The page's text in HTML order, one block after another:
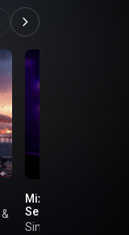
&
Mix Salsa (Live
Sesiones)
Single